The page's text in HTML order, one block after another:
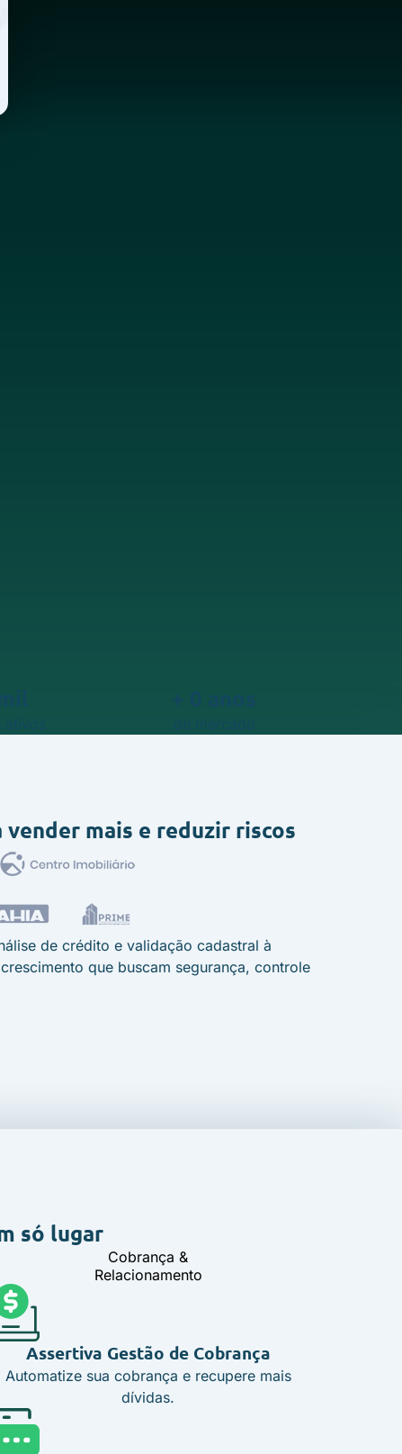
+ 0 anos
vender mais e reduzir riscos
de crédito e validação cadastral à
que buscam segurança, controle
só lugar
Cobrança &
Relacionamento
Assertiva Gestão de Cobrança
Automatize sua cobrança e recupere mais
dívidas.